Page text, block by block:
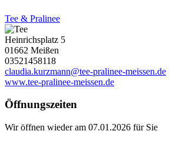
Tee & Pralinee
Heinrichsplatz 5
01662 Meißen
03521458118
claudia.kurzmann@tee-pralinee-meissen.de
www.tee-pralinee-meissen.de
Öffnungszeiten
Wir öffnen wieder am 07.01.2026 für Sie